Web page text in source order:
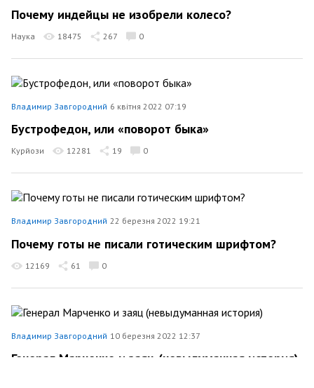
Почему индейцы не изобрели колесо?
Наука 18475 267 0
Владимир Завгородний 6 квітня 2022 07:19
Бустрофедон, или «поворот быка»
Курйози 12281 19 0
Владимир Завгородний 22 березня 2022 19:21
Почему готы не писали готическим шрифтом?
12169 61 0
Владимир Завгородний 10 березня 2022 12:37
Генерал Марченко и заяц (невыдуманная история)